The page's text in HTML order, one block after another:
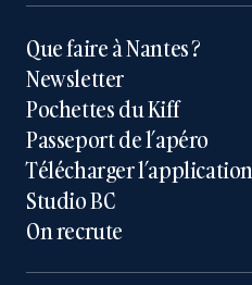
Que faire à Nantes ?
Newsletter
Pochettes du Kiff
Passeport de l’apéro
Télécharger l’application
Studio BC
On recrute